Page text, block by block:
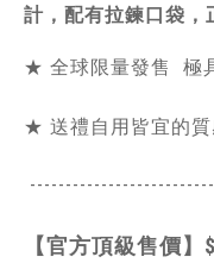
計，配有拉鍊口袋，
★ 全球限量發售 極
★ 送禮自用皆宜的
【官方頂級售價】